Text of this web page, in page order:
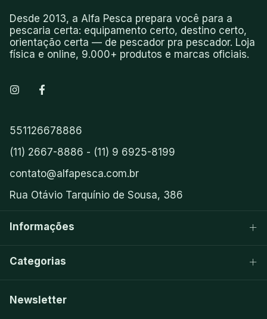
Desde 2013, a Alfa Pesca prepara você para a
pescaria certa: equipamento certo, destino certo,
orientação certa — de pescador pra pescador. Loja
física e online, 9.000+ produtos e marcas oficiais.
551126678886
(11) 2667-8886 - (11) 9 6925-8199
contato@alfapesca.com.br
Rua Otávio Tarquínio de Sousa, 386
Informações
Categorias
Newsletter